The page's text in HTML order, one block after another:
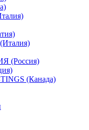
(Россия)
(Канада)